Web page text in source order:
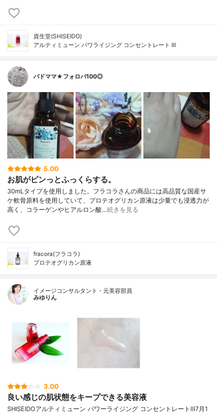
資生堂(SHISEIDO)
アルティミューン パワライジング コンセントレート III
バドママ★フォロバ100◎
5.00
お肌がピンっとふっくらする。
30mLタイプを使用しました。フラコラさんの商品には高品質な国産サ
ケ軟骨原料を使用していて、プロテオグリカン原液は少量でも浸透力が
高く、コラーゲンやヒアルロン酸…続きを見る
fracora(フラコラ)
プロテオグリカン原液
イメージコンサルタント・元美容部員
みゆりん
3.00
良い感じの肌状態をキープできる美容液
SHISEIDOアルティミューン パワーライジング コンセントレートⅢ7月1